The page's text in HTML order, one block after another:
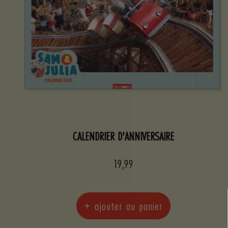
CALENDRIER D'ANNIVERSAIRE
Prix
vente
19,99
+ ajouter au panier